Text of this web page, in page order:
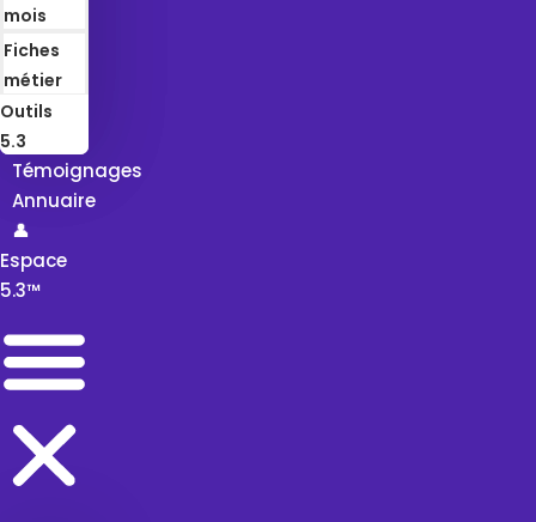
mois
Fiches
métier
Outils
5.3
Témoignages
Annuaire
👤
Espace
5.3™